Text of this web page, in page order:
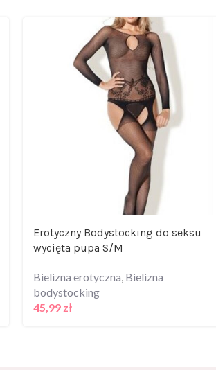
Erotyczny Bodystocking do seksu
wycięta pupa S/M
Bielizna erotyczna, Bielizna
bodystocking
45,99 zł